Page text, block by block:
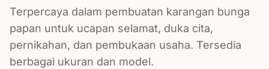
Terpercaya dalam pembuatan karangan bunga
papan untuk ucapan selamat, duka cita,
pernikahan, dan pembukaan usaha. Tersedia
berbagai ukuran dan model.